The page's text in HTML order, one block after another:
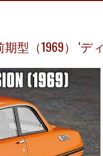
型（1969） '